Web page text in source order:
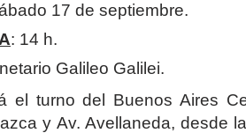
17 de septiembre.
: 14 h.
Galileo Galilei.
el turno del Buenos Aires
y Av. Avellaneda, desde